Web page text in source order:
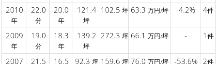
2010
年
22.0
分
20.0
年
121.4
坪
102.5 坪 63.3 万円/坪 -4.2% 4件
2009
年
19.0
分
18.3
年
139.2
坪
272.3 坪 66.1 万円/坪 - 1 件
2007 21.5 16.5 92.3 坪 159.6 坪 76.0 万円/坪 -53.6% 2件